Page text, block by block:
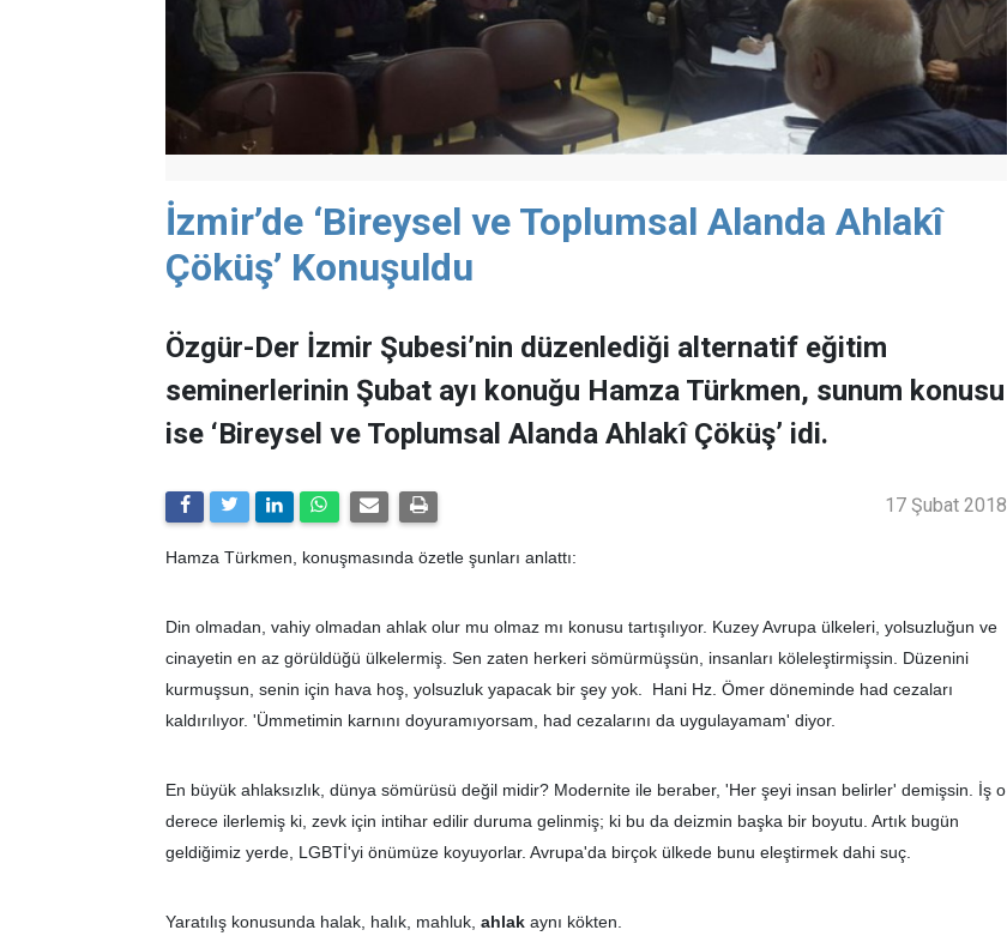
İzmir’de ‘Bireysel ve Toplumsal Alanda Ahlakî
Çöküş’ Konuşuldu
Özgür-Der İzmir Şubesi’nin düzenlediği alternatif eğitim
seminerlerinin Şubat ayı konuğu Hamza Türkmen, sunum konusu
ise ‘Bireysel ve Toplumsal Alanda Ahlakî Çöküş’ idi.
17 Şubat 2018
Hamza Türkmen, konuşmasında özetle şunları anlattı:
Din olmadan, vahiy olmadan ahlak olur mu olmaz mı konusu tartışılıyor. Kuzey Avrupa ülkeleri, yolsuzluğun ve
cinayetin en az görüldüğü ülkelermiş. Sen zaten herkeri sömürmüşsün, insanları köleleştirmişsin. Düzenini
kurmuşsun, senin için hava hoş, yolsuzluk yapacak bir şey yok. Hani Hz. Ömer döneminde had cezaları
kaldırılıyor. 'Ümmetimin karnını doyuramıyorsam, had cezalarını da uygulayamam' diyor.
En büyük ahlaksızlık, dünya sömürüsü değil midir? Modernite ile beraber, 'Her şeyi insan belirler' demişsin. İş o
derece ilerlemiş ki, zevk için intihar edilir duruma gelinmiş; ki bu da deizmin başka bir boyutu. Artık bugün
geldiğimiz yerde, LGBTİ'yi önümüze koyuyorlar. Avrupa'da birçok ülkede bunu eleştirmek dahi suç.
Yaratılış konusunda halak, halık, mahluk, ahlak aynı kökten.